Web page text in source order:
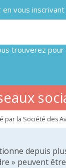
vous
trouverez
par la Société des
depuis
» peuvent